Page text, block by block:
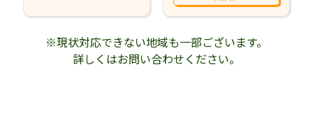
※現状対応できない地域も一部ございます。
詳しくはお問い合わせください。